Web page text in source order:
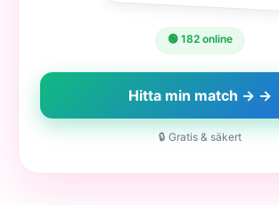
🟢 182 online
Hitta min match → →
🔒 Gratis & säkert